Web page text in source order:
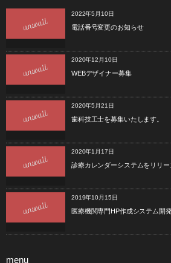
2022年5月10日
電話番号変更のお知らせ
2020年12月10日
WEBデザイナー募集
2020年5月21日
歯科技工士を募集いたします。
2020年1月17日
診療カレンダーシステムをリリー
2019年10月15日
医療機関専門HP作成システム開
menu